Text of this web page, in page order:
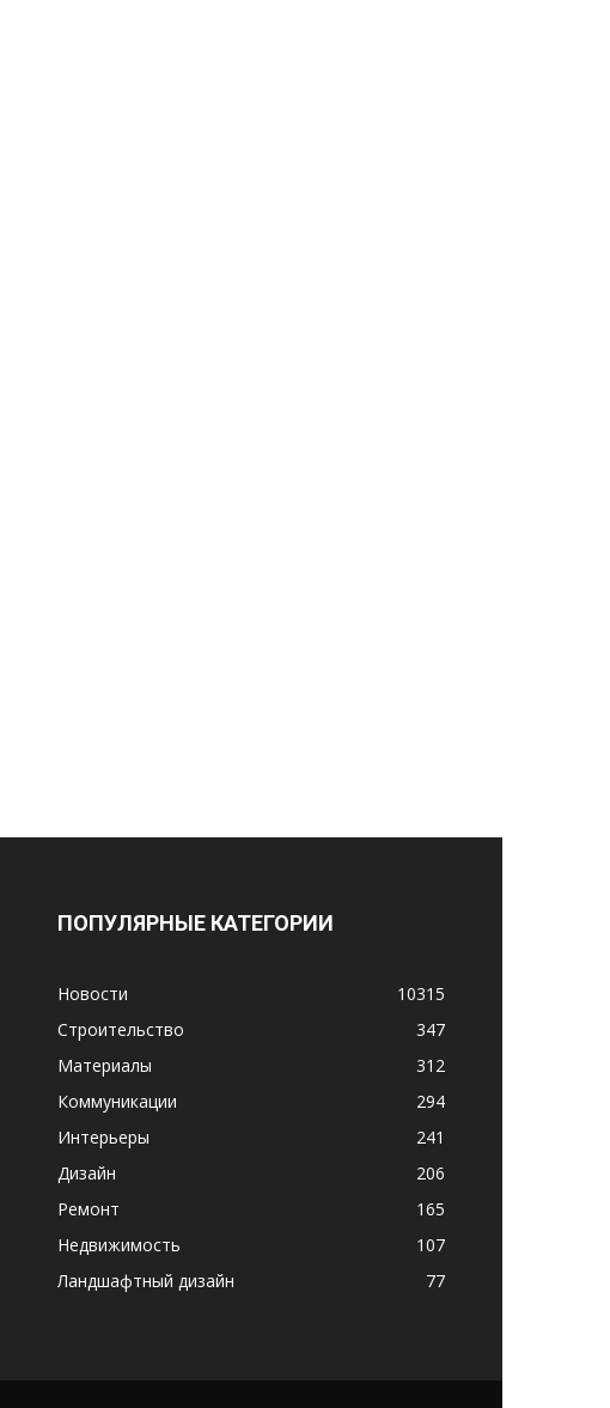
ПОПУЛЯРНЫЕ КАТЕГОРИИ
Новости
10315
Строительство
347
Материалы
312
Коммуникации
294
Интерьеры
241
Дизайн
206
Ремонт
165
Недвижимость
107
Ландшафтный дизайн
77